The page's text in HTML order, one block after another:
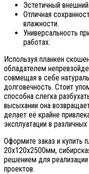
Эстетичный
Отличная
влажности.
Универсальность
работах.
Используя планкен
обладателем
совмещая в себе
долговечность. Стоит
способна слегка
высыхании она
делает её крайне
эксплуатации в
Оформите заказ и купить
20х120х2500мм,
решением для
проектов.